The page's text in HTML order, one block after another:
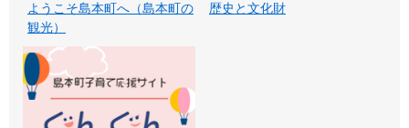
ようこそ島本町へ（島本町の
観光）
歴史と文化財